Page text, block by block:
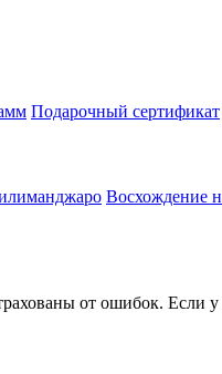
Подарочный сертификат
Восхождение
от ошибок. Если